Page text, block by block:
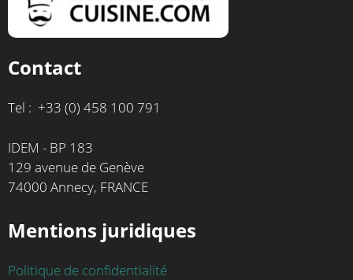
Contact
Tel : +33 (0) 458 100 791
IDEM - BP 183
129 avenue de Genève
74000 Annecy, FRANCE
Mentions juridiques
Politique de confidentialité